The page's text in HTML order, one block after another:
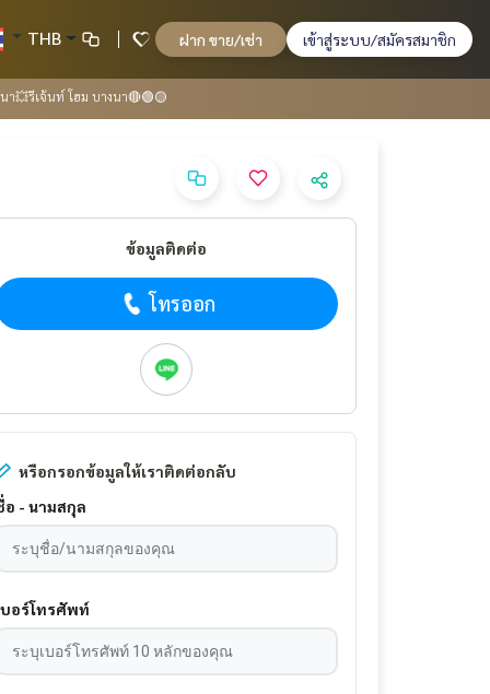
THB ฝาก ขาย/เช่า เข้าสู่ระบบ/สมัครสมาชิก
า💥รีเจ้นท์ โฮม บางนา🔴🟢🟡
ข้อมูลติดต่อ
โทรออก
หรือกรอกข้อมูลให้เราติดต่อกลับ
อ - นามสกุล
บอร์โทรศัพท์